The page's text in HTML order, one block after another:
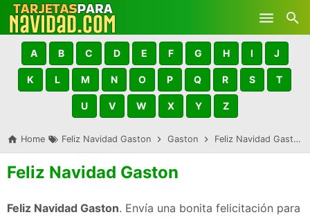
Skip to main content
A B C D E F G H I J
K L M N O P Q R S T
U V W X Y Z
Home Feliz Navidad Gaston Gaston Feliz Navidad Gaston
Feliz Navidad Gaston
Feliz Navidad Gaston. Envía una bonita felicitación para